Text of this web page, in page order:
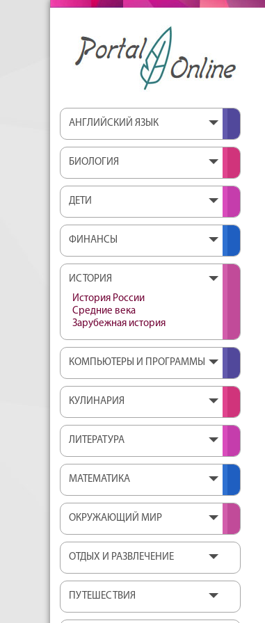
АНГЛИЙСКИЙ ЯЗЫК
БИОЛОГИЯ
ДЕТИ
ФИНАНСЫ
ИСТОРИЯ
История России
Средние века
Зарубежная история
КОМПЬЮТЕРЫ И ПРОГРАММЫ
КУЛИНАРИЯ
ЛИТЕРАТУРА
МАТЕМАТИКА
ОКРУЖАЮЩИЙ МИР
ОТДЫХ И РАЗВЛЕЧЕНИЕ
ПУТЕШЕСТВИЯ